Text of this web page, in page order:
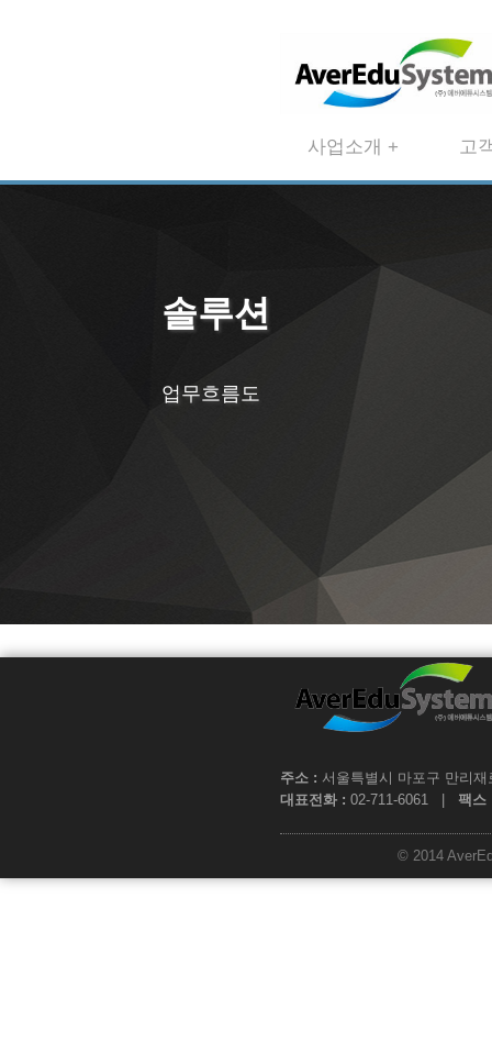
사업소개 + 고
솔루션
업무흐름도
주소 : 서울특별시 마포구 만리
대표전화 : 02-711-6061 | 팩스
© 2014